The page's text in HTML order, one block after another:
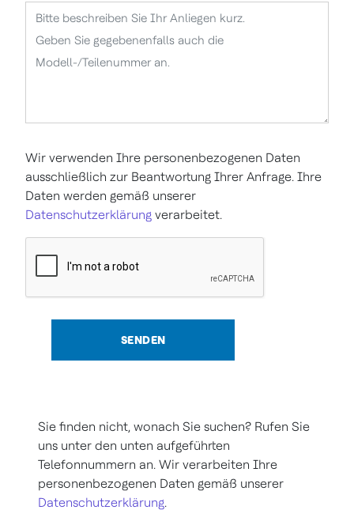
Wir verwenden Ihre personenbezogenen Daten
ausschließlich zur Beantwortung Ihrer Anfrage. Ihre
Daten werden gemäß unserer
Datenschutzerklärung verarbeitet.
SENDEN
Sie finden nicht, wonach Sie suchen? Rufen Sie
uns unter den unten aufgeführten
Telefonnummern an. Wir verarbeiten Ihre
personenbezogenen Daten gemäß unserer
Datenschutzerklärung.